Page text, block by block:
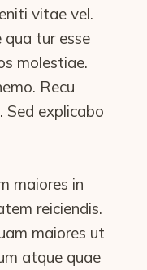
vitae vel.
qua tur esse
molestiae.
Recu
Sed explicabo
maiores in
reiciendis.
maiores ut
atque quae